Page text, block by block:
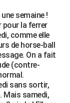
semaine !
pour la ferrer
comme elle
de horse-ball
On a fait
(contre-
sans sortir,
Mais samedi,